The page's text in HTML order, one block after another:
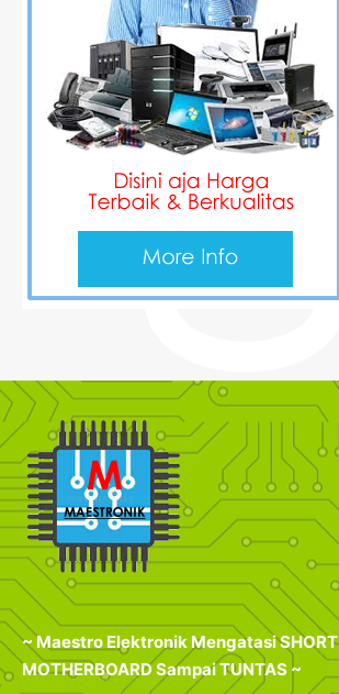
~ Maestro Elektronik Mengatasi SHORT
MOTHERBOARD Sampai TUNTAS ~